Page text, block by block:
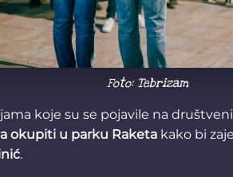
Foto: Tebrizam
koje su se pojavile na
okupiti u parku Raketa kako bi
.